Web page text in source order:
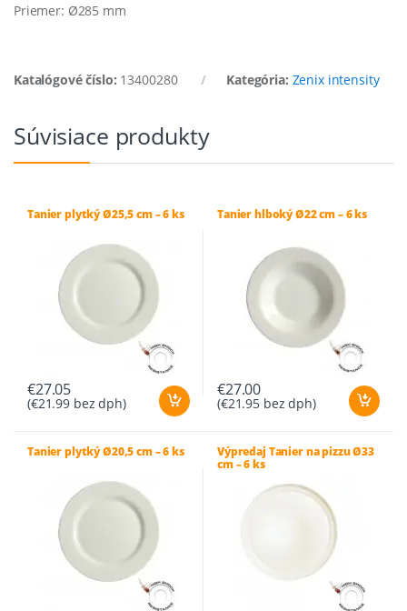
Priemer: Ø285 mm
Katalógové číslo: 13400280 Kategória: Zenix intensity
Súvisiace produkty
Tanier plytký Ø25,5 cm – 6 ks
€27.05
(€21.99 bez dph)
Tanier hlboký Ø22 cm – 6 ks
€27.00
(€21.95 bez dph)
Tanier plytký Ø20,5 cm – 6 ks
Výpredaj Tanier na pizzu Ø33
cm – 6 ks